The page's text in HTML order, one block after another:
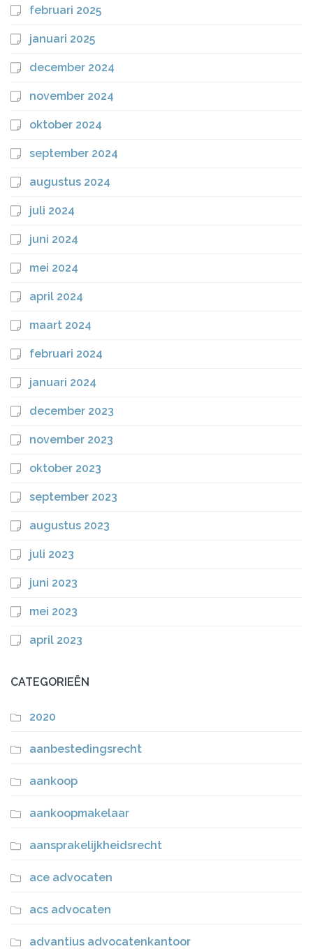
februari 2025
januari 2025
december 2024
november 2024
oktober 2024
september 2024
augustus 2024
juli 2024
juni 2024
mei 2024
april 2024
maart 2024
februari 2024
januari 2024
december 2023
november 2023
oktober 2023
september 2023
augustus 2023
juli 2023
juni 2023
mei 2023
april 2023
CATEGORIEËN
2020
aanbestedingsrecht
aankoop
aankoopmakelaar
aansprakelijkheidsrecht
ace advocaten
acs advocaten
advantius advocatenkantoor